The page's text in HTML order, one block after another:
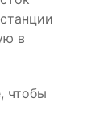
в
чтобы